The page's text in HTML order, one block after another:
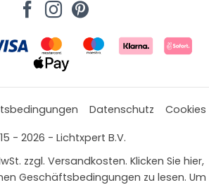
Datenschutz
Cookies
- 2026 - Lichtxpert B.V.
zzgl. Versandkosten. Klicken Sie hier,
Geschäftsbedingungen zu lesen. Um